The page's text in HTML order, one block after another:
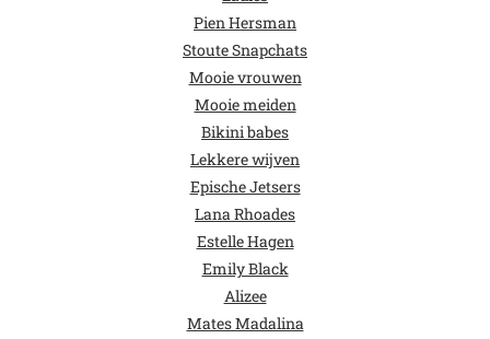
Pien Hersman
Stoute Snapchats
Mooie vrouwen
Mooie meiden
Bikini babes
Lekkere wijven
Epische Jetsers
Lana Rhoades
Estelle Hagen
Emily Black
Alizee
Mates Madalina